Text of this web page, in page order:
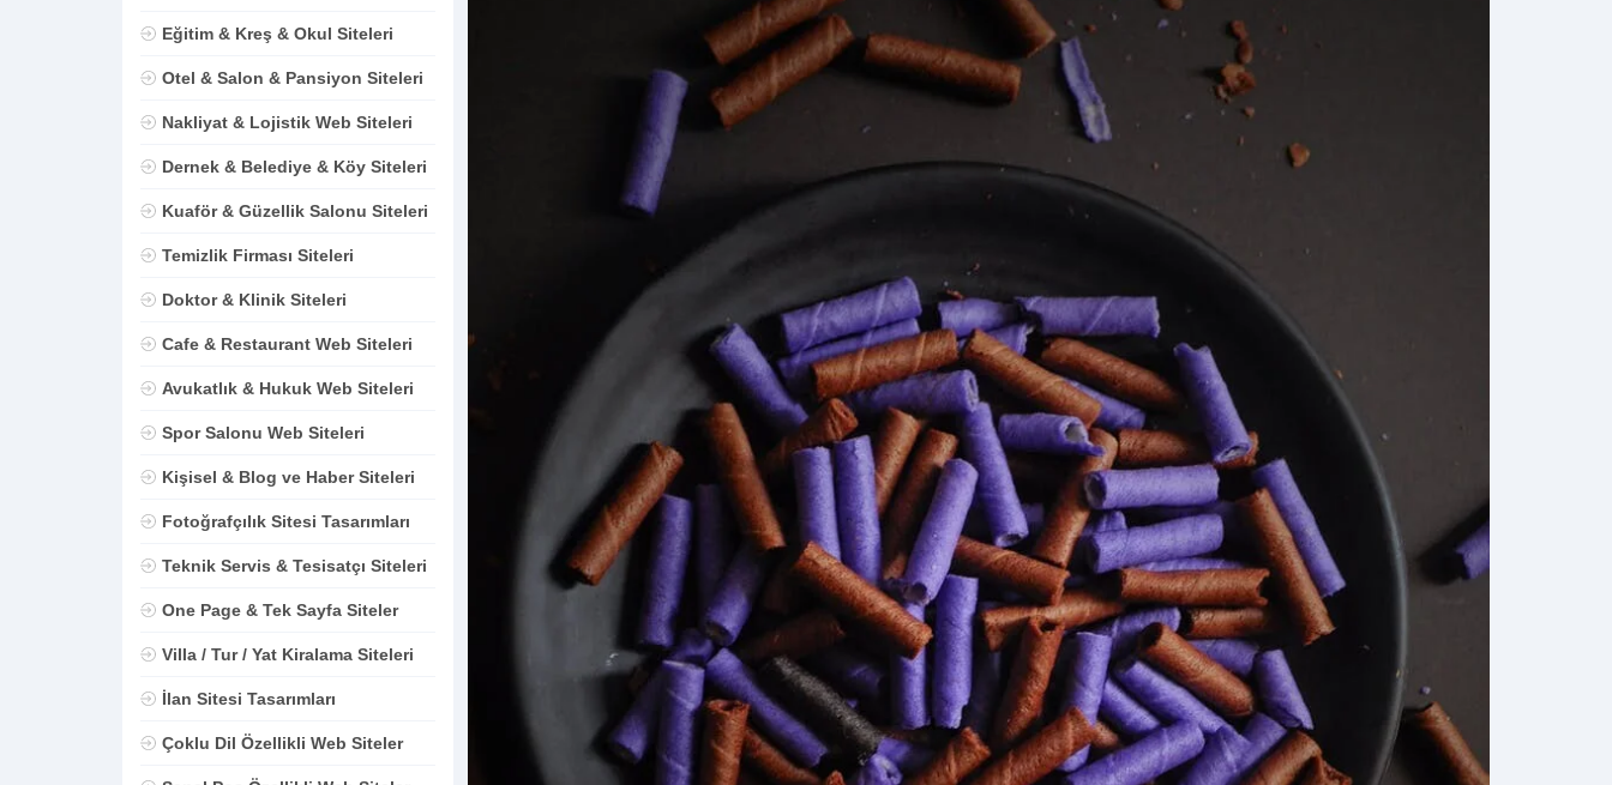
Eğitim & Kreş & Okul Siteleri
Otel & Salon & Pansiyon Siteleri
Nakliyat & Lojistik Web Siteleri
Dernek & Belediye & Köy Siteleri
Kuaför & Güzellik Salonu Siteleri
Temizlik Firması Siteleri
Doktor & Klinik Siteleri
Cafe & Restaurant Web Siteleri
Avukatlık & Hukuk Web Siteleri
Spor Salonu Web Siteleri
Kişisel & Blog ve Haber Siteleri
Fotoğrafçılık Sitesi Tasarımları
Teknik Servis & Tesisatçı Siteleri
One Page & Tek Sayfa Siteler
Villa / Tur / Yat Kiralama Siteleri
İlan Sitesi Tasarımları
Çoklu Dil Özellikli Web Siteler